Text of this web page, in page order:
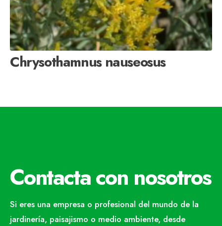
Chrysothamnus nauseosus
Contacta con nosotros
Si eres una empresa o profesional del mundo de la
jardinería, paisajismo o medio ambiente, desde